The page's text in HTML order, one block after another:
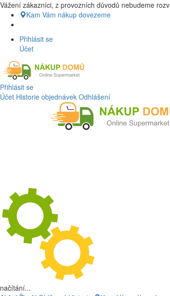
Nákup Potraviny
Vážení zákazníci, z provozních důvodů nebudeme
Kam Vám nákup dovezeme
Přihlásit se
Účet
Přihlásit se
Účet Historie objednávek Odhlášení
načítání...